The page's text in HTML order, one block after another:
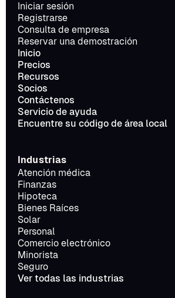
Iniciar sesión
Registrarse
Consulta de empresa
Reservar una demostración
Inicio
Precios
Recursos
Socios
Contáctenos
Servicio de ayuda
Encuentre su código de área local
Industrias
Atención médica
Finanzas
Hipoteca
Bienes Raíces
Solar
Personal
Comercio electrónico
Minorista
Seguro
Ver todas las industrias